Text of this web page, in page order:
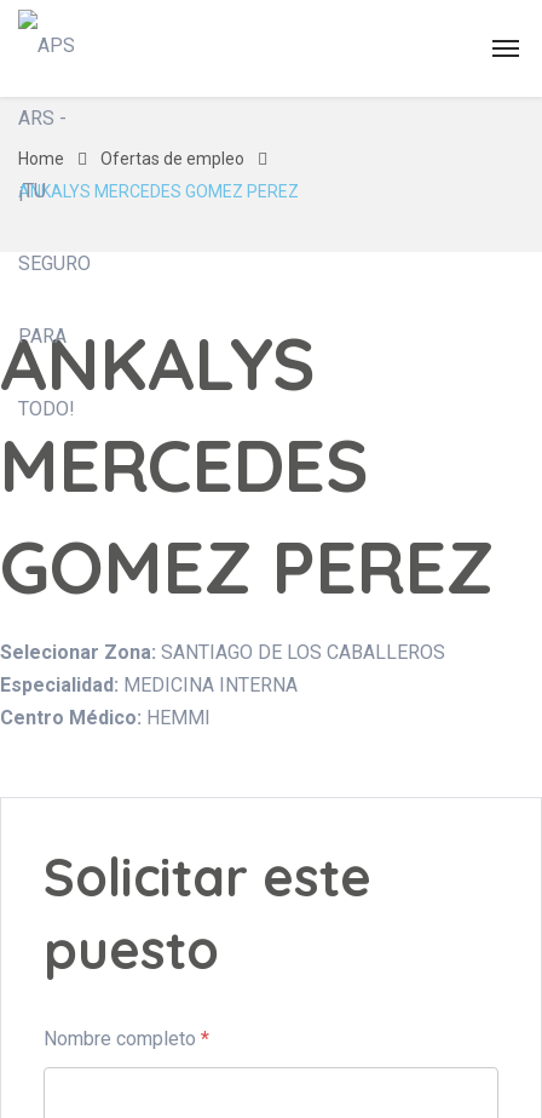
Home
Ofertas de empleo
ANKALYS MERCEDES GOMEZ PEREZ
ANKALYS
MERCEDES
GOMEZ PEREZ
Selecionar Zona: SANTIAGO DE LOS CABALLEROS
Especialidad: MEDICINA INTERNA
Centro Médico: HEMMI
Solicitar este
puesto
Nombre completo *